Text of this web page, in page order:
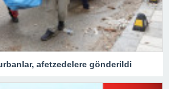
afetzedelere gönderildi